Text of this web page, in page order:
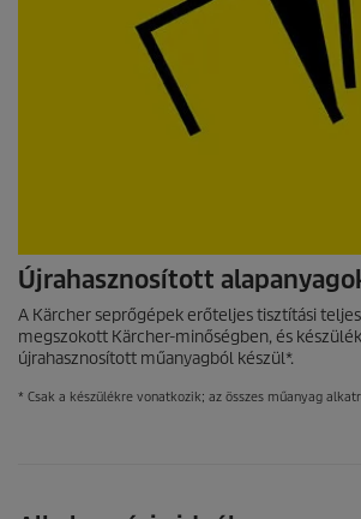
Újrahasznosított
A Kärcher seprőgépek erőteljes tisztítási
megszokott Kärcher-minőségben, és
újrahasznosított műanyagból készül*.
* Csak a készülékre vonatkozik; az összes műanyag